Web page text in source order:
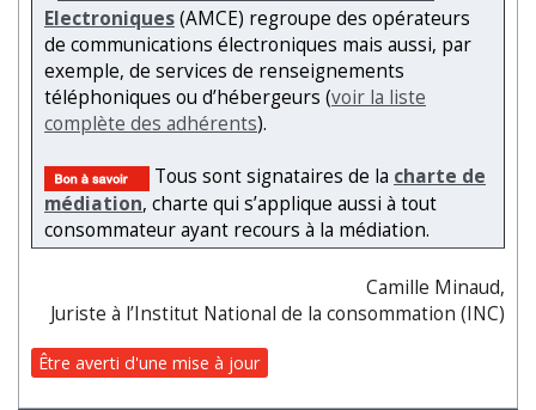
Electroniques(AMCE) regroupe des opérateurs
de communications électroniques mais aussi, par
exemple, de services de renseignements
téléphoniques ou d’hébergeurs (voir la liste
complète des adhérents).
Tous sont signataires de la charte de
médiation, charte qui s’applique aussi à tout
consommateur ayant recours à la médiation.
Camille Minaud,
Juriste à l’Institut National de la consommation (INC)
Être averti d'une mise à jour